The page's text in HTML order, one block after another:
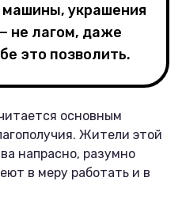
машины, украшения
не лагом, даже
это позволить.
основным
Жители этой
напрасно, разумно
в меру работать и в